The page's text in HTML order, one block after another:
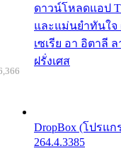
ดาวน์โหลดแอป
และแม่นยำทันใจ
เซเรีย อา อิตาลี
ฝรั่งเศส
DropBox (โปรแ
264.4.3385